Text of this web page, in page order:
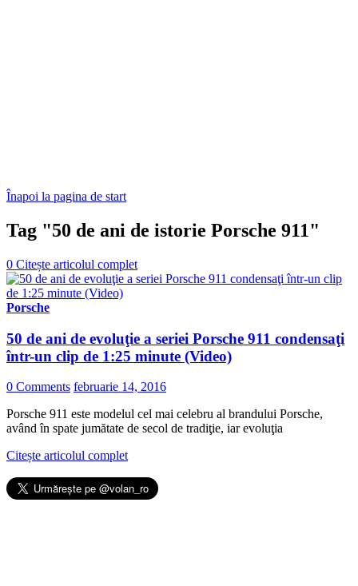
Înapoi la pagina de start
Tag "50 de ani de istorie Porsche 911"
0 Citește articolul complet
Porsche
50 de ani de evoluţie a seriei Porsche 911 condensaţi
într-un clip de 1:25 minute (Video)
0 Comments februarie 14, 2016
Porsche 911 este modelul cel mai celebru al brandului Porsche,
având în spate jumătate de secol de tradiţie, iar evoluţia
Citește articolul complet